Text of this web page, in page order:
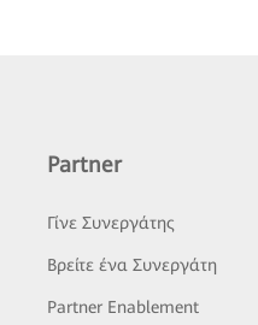
Partner
Γίνε Συνεργάτης
Βρείτε ένα Συνεργάτη
Partner Enablement